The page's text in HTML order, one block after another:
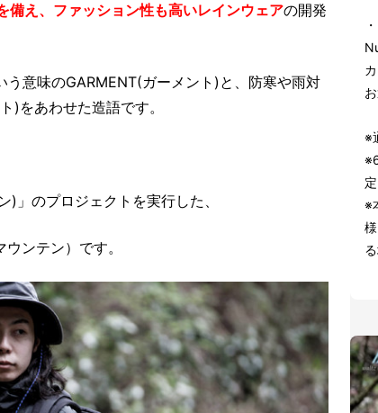
備え、ファッション性も高いレインウェアの開発
意味のGARMENT(ガーメント)と、防寒や雨対
)をあわせた造語です。
」のプロジェクトを実行した、
ンテン）です。
※
※